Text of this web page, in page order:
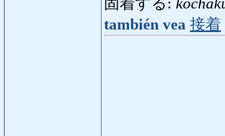
固着する:
también vea 接着